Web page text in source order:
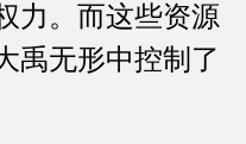
力。而这些资源
禹无形中控制了